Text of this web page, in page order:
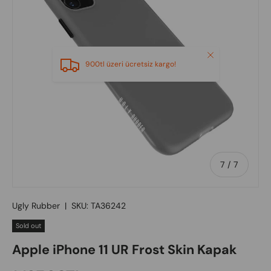
7 / of
7
900tl üzeri ücretsiz kargo!
Close
Ugly Rubber | SKU: TA36242
Sold out
Apple iPhone 11 UR Frost Skin Kapak